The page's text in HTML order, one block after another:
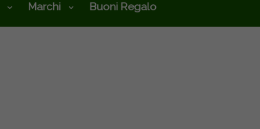
Marchi Buoni Regalo